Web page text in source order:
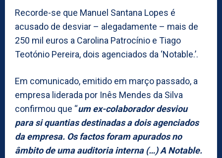
Recorde-se que Manuel Santana Lopes é
acusado de desviar – alegadamente – mais de
250 mil euros a Carolina Patrocínio e Tiago
Teotónio Pereira, dois agenciados da ‘Notable.’.
Em comunicado, emitido em março passado, a
empresa liderada por Inês Mendes da Silva
confirmou que “um ex-colaborador desviou
para si quantias destinadas a dois agenciados
da empresa. Os factos foram apurados no
âmbito de uma auditoria interna (…) A Notable.